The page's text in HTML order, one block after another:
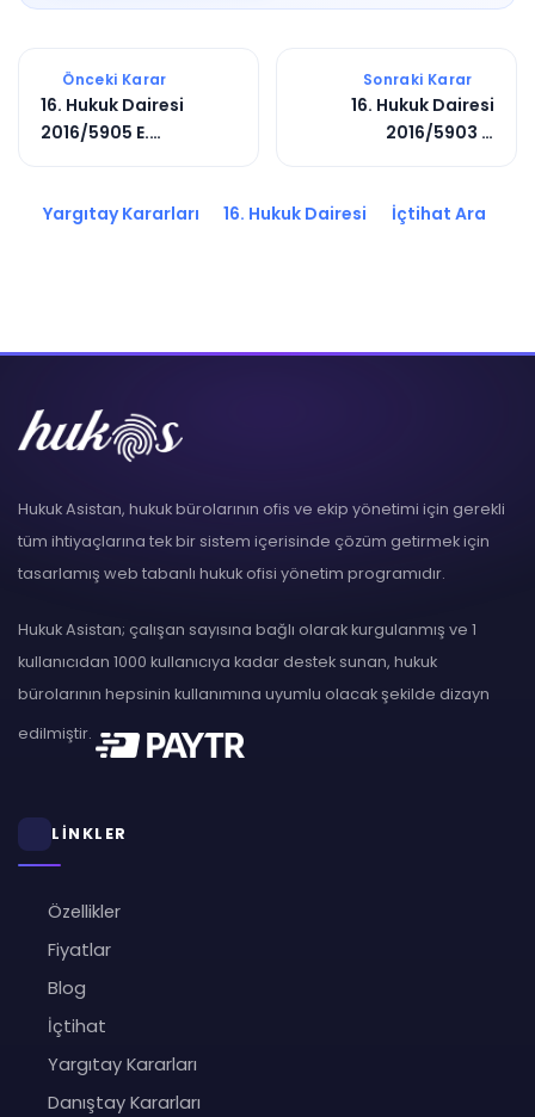
Önceki Karar
16. Hukuk Dairesi
2016/5905 E.
Sonraki Karar
16. Hukuk Dairesi
2016/5903 E.
Yargıtay Kararları 16. Hukuk Dairesi İçtihat Ara
Hukuk Asistan, hukuk bürolarının ofis ve ekip yönetimi için gerekli
tüm ihtiyaçlarına tek bir sistem içerisinde çözüm getirmek için
tasarlamış web tabanlı hukuk ofisi yönetim programıdır.
Hukuk Asistan; çalışan sayısına bağlı olarak kurgulanmış ve 1
kullanıcıdan 1000 kullanıcıya kadar destek sunan, hukuk
bürolarının hepsinin kullanımına uyumlu olacak şekilde dizayn
edilmiştir.
LİNKLER
Özellikler
Fiyatlar
Blog
İçtihat
Yargıtay Kararları
Danıştay Kararları